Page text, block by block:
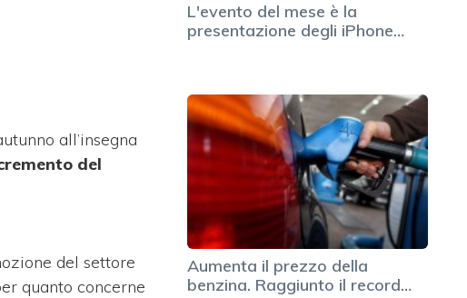
all’insegna
del
del settore
quanto concerne
L'evento del mese è la
presentazione degli iPhone…
Aumenta il prezzo della
benzina. Raggiunto il record…